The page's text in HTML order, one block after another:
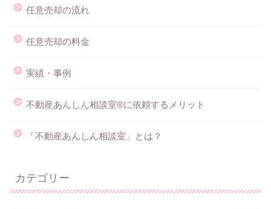
任意売却の流れ
任意売却の料金
実績・事例
不動産あんしん相談室®に依頼するメリット
「不動産あんしん相談室」とは？
カテゴリー